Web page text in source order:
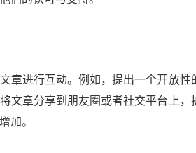
章进行互动。例如，提出一个开放
文章分享到朋友圈或者社交平台上
加。